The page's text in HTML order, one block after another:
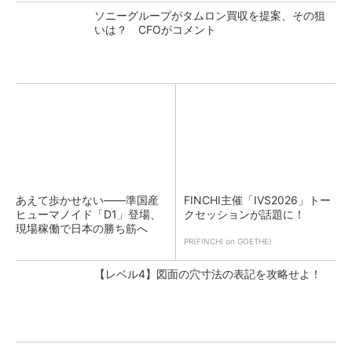
ソニーグループがタムロン買収を提案、その狙
いは？ CFOがコメント
あえて歩かせない――準国産
ヒューマノイド「D1」登場、
現場稼働で日本の勝ち筋へ
FINCHI主催「IVS2026」トー
クセッションが話題に！
PR(FINCHI on GOETHE)
【レベル4】図面の穴寸法の表記を攻略せよ！